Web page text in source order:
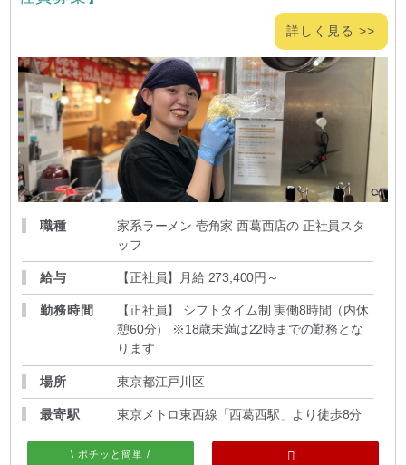
詳しく見る >>
職種
家系ラーメン 壱角家 西葛西店の 正社員スタ
ッフ
給与 【正社員】月給 273,400円～
勤務時間
【正社員】 シフトタイム制 実働8時間（内休
憩60分） ※18歳未満は22時までの勤務とな
ります
場所 東京都江戸川区
最寄駅 東京メトロ東西線「西葛西駅」より徒歩8分
\ ポチッと簡単 /